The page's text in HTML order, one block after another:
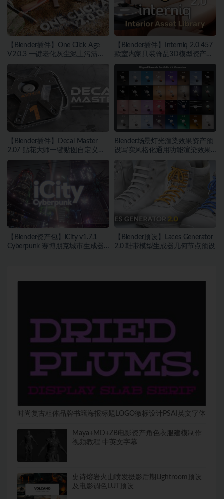
【Blender插件】One Click Age
V2.0.3 一键老化灰尘泥土污渍污
迹划痕锈迹磨损
【Blender插件】Interniq 2.0 457
款室内家具装饰品3D模型资产库
预设
【Blender插件】Decal Master
2.07 贴花大师一键贴图自定义贴
画
Blender场景灯光渲染效果资产预
设写实风格化通用功能渲染效果
【Blender资产包】iCity v1.7.1
Cyberpunk 赛博朋克城市生成器
【Blender预设】Laces Generator
2.0 鞋带模型生成器几何节点预设
时尚复古粗体品牌书籍海报标题LOGO徽标设计PSAI英文字体
Maya+MD+ZB电影资产角色衣服建模制作
视频教程 中英文字幕
史诗熔岩火山喷发摄影后期Lightroom预设
及电影调色LUT预设